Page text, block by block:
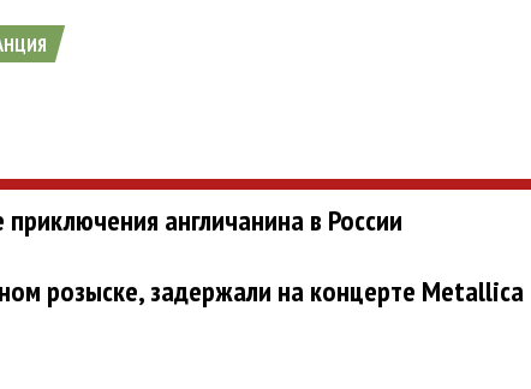
англичанина в России
розыске, задержали на концерте Metallica